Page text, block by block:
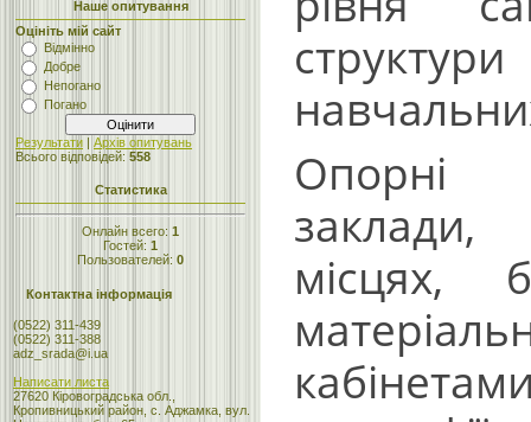
Наше опитування
Оцініть мій сайт
Відмінно
Добре
Непогано
Погано
Результати | Архів опитувань
Всього відповідей: 558
Статистика
Онлайн всего: 1
Гостей: 1
Пользователей: 0
Контактна інформація
(0522) 311-439
(0522) 311-388
adz_srada@i.ua
Написати листа
27620 Кіровоградська обл.,
Кропивницький район, с. Аджамка, вул.
Опорні
місцях,